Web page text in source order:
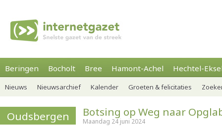
Beringen Bocholt Bree Hamont-Achel Hechtel-
Nieuws Nieuwsarchief Kalender Groeten & felicitaties
Oudsbergen Botsing op Weg naar
Maandag 24 juni 2024